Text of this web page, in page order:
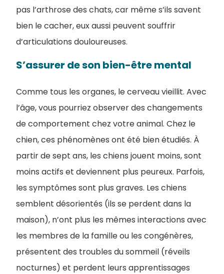
pas l’arthrose des chats, car même s’ils savent
bien le cacher, eux aussi peuvent souffrir
d’articulations douloureuses.
S’assurer de son bien-être mental
Comme tous les organes, le cerveau vieillit. Avec
l’âge, vous pourriez observer des changements
de comportement chez votre animal. Chez le
chien, ces phénomènes ont été bien étudiés. À
partir de sept ans, les chiens jouent moins, sont
moins actifs et deviennent plus peureux. Parfois,
les symptômes sont plus graves. Les chiens
semblent désorientés (ils se perdent dans la
maison), n’ont plus les mêmes interactions avec
les membres de la famille ou les congénères,
présentent des troubles du sommeil (réveils
nocturnes) et perdent leurs apprentissages